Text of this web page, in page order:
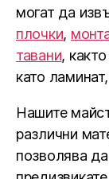
могат да
плочки,
тавани,
като
Нашите
различни
позволява